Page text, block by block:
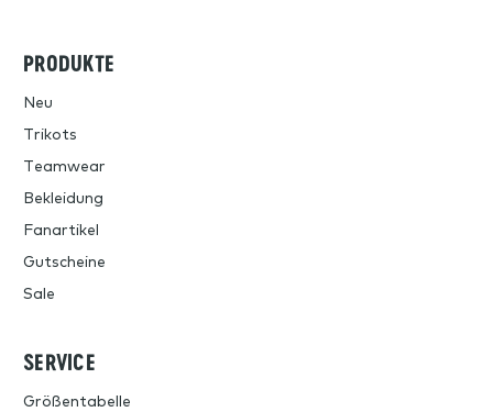
PRODUKTE
Neu
Trikots
Teamwear
Bekleidung
Fanartikel
Gutscheine
Sale
SERVICE
Größentabelle